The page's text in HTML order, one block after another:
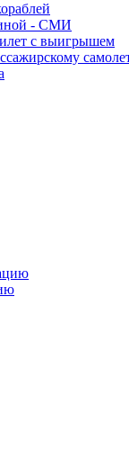
- СМИ
с выигрышем